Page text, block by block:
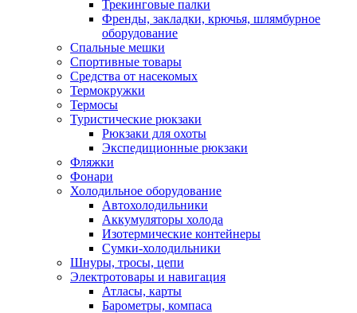
Трекинговые палки
Френды, закладки, крючья, шлямбурное
оборудование
Спальные мешки
Спортивные товары
Средства от насекомых
Термокружки
Термосы
Туристические рюкзаки
Рюкзаки для охоты
Экспедиционные рюкзаки
Фляжки
Фонари
Холодильное оборудование
Автохолодильники
Аккумуляторы холода
Изотермические контейнеры
Сумки-холодильники
Шнуры, тросы, цепи
Электротовары и навигация
Атласы, карты
Барометры, компаса